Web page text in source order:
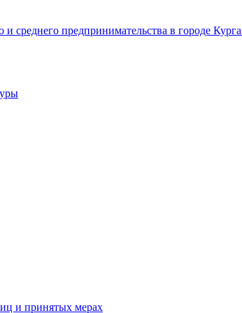
среднего предпринимательства в городе
и принятых мерах